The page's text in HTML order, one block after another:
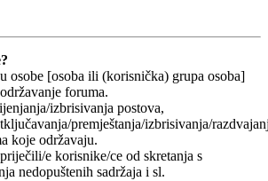
osobe [osoba ili (korisnička) grupa osoba]
održavanje foruma.
izbrisivanja postova,
premještanja/izbrisivanja/
koje održavaju.
e korisnike/ce od skretanja s
nedopuštenih sadržaja i sl.